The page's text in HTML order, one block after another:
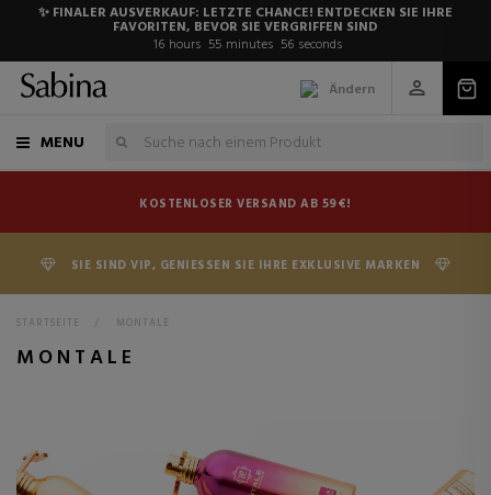
✨ FINALER AUSVERKAUF: LETZTE CHANCE! ENTDECKEN SIE IHRE
FAVORITEN, BEVOR SIE VERGRIFFEN SIND
16 hours 55 minutes 55 seconds
Ändern
MENU
KOSTENLOSER VERSAND AB 59€!
SIE SIND VIP, GENIESSEN SIE IHRE EXKLUSIVE MARKEN
STARTSEITE > MONTALE
MONTALE